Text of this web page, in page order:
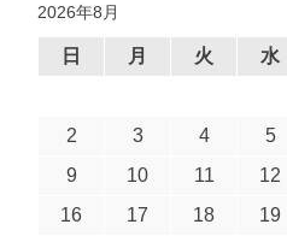
2026年8月
日 月 火 水
2
3 4 5
9
10 11 12
16
17 18 19